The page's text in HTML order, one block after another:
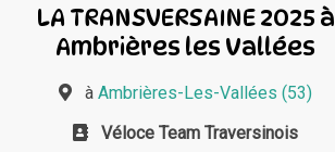
LA TRANSVERSAINE 2025 à
Ambrières les Vallées
à Ambrières-Les-Vallées (53)
Véloce Team Traversinois